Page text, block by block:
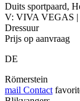
Duits sportpaard,
V: VIVA VEGAS
Dressuur
Prijs op aanvraag
DE
Römerstein
mail Contact